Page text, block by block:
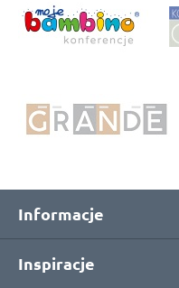
Informacje
Inspiracje